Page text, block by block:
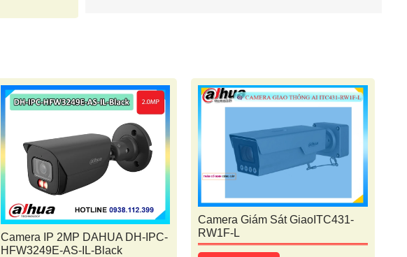
Camera IP 2MP DAHUA DH-IPC-
HFW3249E-AS-IL-Black
Camera Giám Sát GiaoITC431-
RW1F-L